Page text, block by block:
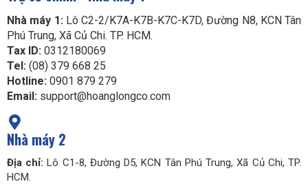
Nhà máy 1: Lô C2-2/K7A-K7B-K7C-K7D, Đường N8, KCN Tân
Phú Trung, Xã Củ Chi. TP. HCM.
Tax ID: 0312180069
Tel: (08) 379 668 25
Hotline: 0901 879 279
Email: support@hoanglongco.com
Nhà máy 2
Địa chỉ: Lô C1-8, Đường D5, KCN Tân Phú Trung, Xã Củ Chi, TP.
HCM.